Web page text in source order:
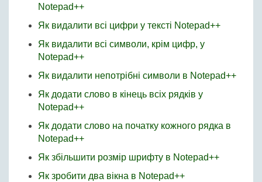
Notepad++
Як видалити всі цифри у тексті Notepad++
Як видалити всі символи, крім цифр, у
Notepad++
Як видалити непотрібні символи в Notepad++
Як додати слово в кінець всіх рядків у
Notepad++
Як додати слово на початку кожного рядка в
Notepad++
Як збільшити розмір шрифту в Notepad++
Як зробити два вікна в Notepad++